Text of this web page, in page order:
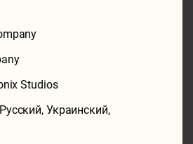
Studios
Русский, Украинский,